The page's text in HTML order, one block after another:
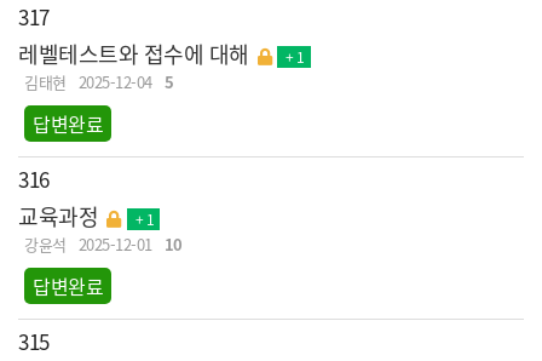
317
레벨테스트와 접수에 대해 + 1
김태현 2025-12-04 5
답변완료
316
교육과정 + 1
강윤석 2025-12-01 10
답변완료
315